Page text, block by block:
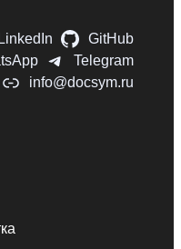
LinkedIn
GitHub
Telegram
info@docsym.ru